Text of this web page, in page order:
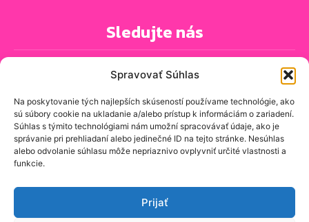
Spravovať Súhlas
Na poskytovanie tých najlepších skúseností používame technológie, ako
sú súbory cookie na ukladanie a/alebo prístup k informáciám o zariadení.
Súhlas s týmito technológiami nám umožní spracovávať údaje, ako je
správanie pri prehliadaní alebo jedinečné ID na tejto stránke. Nesúhlas
alebo odvolanie súhlasu môže nepriaznivo ovplyvniť určité vlastnosti a
funkcie.
Prijať
Sledujte nás
PRIHLÁSIŤ SA K ODBERU NOVINIEK
Kontakt
Zásady ochrany osobných údajov